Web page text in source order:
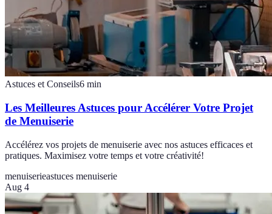
Astuces et Conseils6 min
Les Meilleures Astuces pour Accélérer Votre Projet
de Menuiserie
Accélérez vos projets de menuiserie avec nos astuces efficaces et
pratiques. Maximisez votre temps et votre créativité!
menuiserieastuces menuiserie
Aug 4